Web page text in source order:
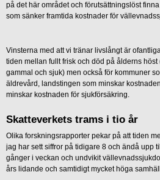
på det här området och förutsättningslöst
som sänker framtida kostnader för
Vinsterna med att vi tränar livslångt är
tiden mellan fullt frisk och död på ålderns
gammal och sjuk) men också för kommuner
äldrevård, landstingen som minskar
minskar kostnaden för sjukförsäkring.
Skatteverkets trams i tio år
Olika forskningsrapporter pekar på att tiden
jag har sett siffror på tidigare 8 och ändå upp
gånger i veckan och undvikit
års lidande och samtidigt mycket höga